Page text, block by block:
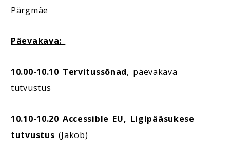
Pärgmäe
Päevakava:
10.00-10.10 Tervitussõnad, päevakava
tutvustus
10.10-10.20 Accessible EU, Ligipääsukese
tutvustus (Jakob)